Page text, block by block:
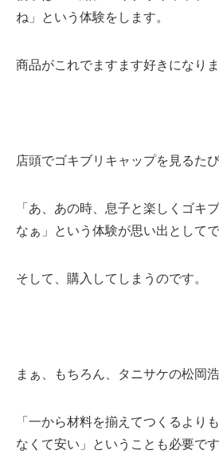
ね」という体験をします。
商品がこれでますます好きになりま
店頭でゴキブリキャップを見るたび
「あ、あの時、息子と楽しくゴキ
なぁ」という体験が思い出としてで
そして、購入してしまうのです。
まぁ、もちろん、タニサケの松岡
「一から材料を揃えてつくるより
なくて安い」ということも必要です